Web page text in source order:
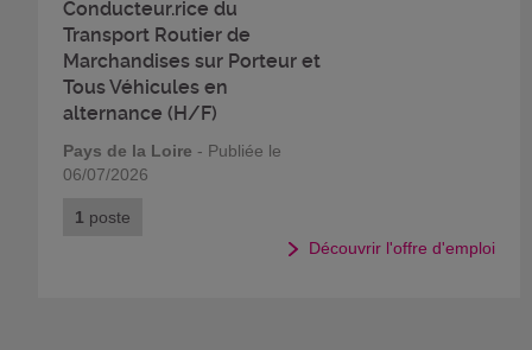
Conducteur.rice du
Transport Routier de
Marchandises sur Porteur et
Tous Véhicules en
alternance (H/F)
Pays de la Loire - Publiée le
06/07/2026
1 poste
Découvrir l'offre d'emploi